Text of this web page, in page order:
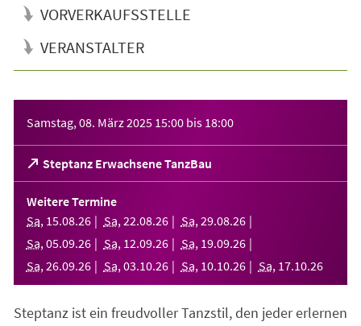
VORVERKAUFSSTELLE
VERANSTALTER
Samstag, 08. März 2025 15:00 bis 18:00
Steptanz Erwachsene TanzBau
(Öffnet
in
einem
neuen
Tab)
Weitere Termine
Sa, 15.08.26 Sa, 22.08.26 Sa, 29.08.26
Sa, 05.09.26 Sa, 12.09.26 Sa, 19.09.26
Sa, 26.09.26 Sa, 03.10.26 Sa, 10.10.26 Sa, 17.10.26
Steptanz ist ein freudvoller Tanzstil, den jeder erlernen